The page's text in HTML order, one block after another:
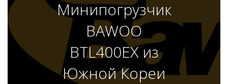
Минипогрузчик
BAWOO
BTL400EX из
Южной Кореи